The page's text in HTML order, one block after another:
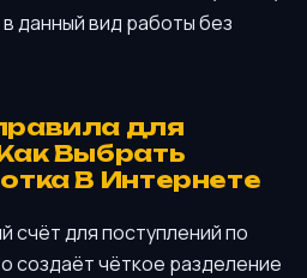
данный вид работы без
для
Выбрать
В Интернете
счёт для поступлений по
создаёт чёткое разделение